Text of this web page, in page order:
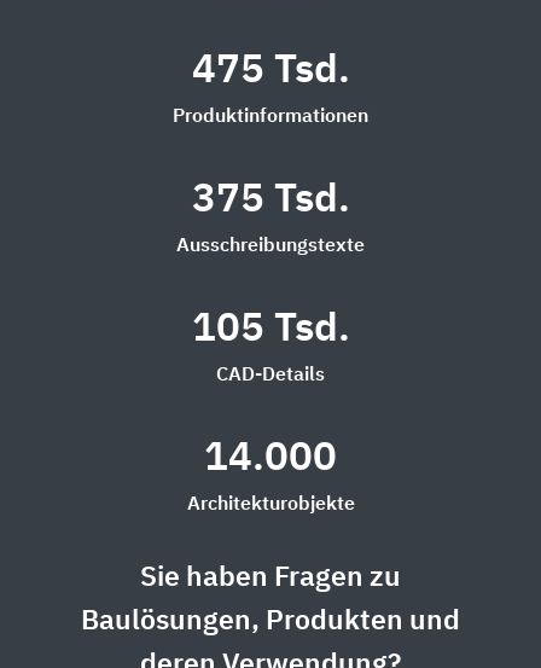
475 Tsd.
Produktinformationen
375 Tsd.
Ausschreibungstexte
105 Tsd.
CAD-Details
14.000
Architekturobjekte
Sie haben Fragen zu
Baulösungen, Produkten und